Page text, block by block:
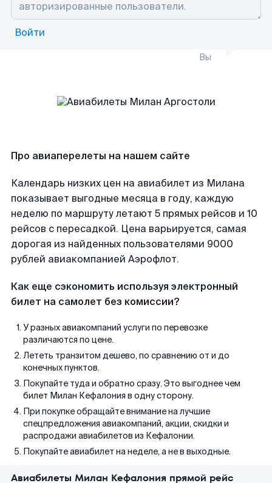
Войти
Вы
Про авиаперелеты на нашем сайте
Календарь низких цен на авиабилет из Милана
показывает выгодные месяца в году, каждую
неделю по маршруту летают 5 прямых рейсов и 10
рейсов с пересадкой. Цена варьируется, самая
дорогая из найденных пользователями 9000
рублей авиакомпанией Аэрофлот.
Как еще сэкономить используя электронный
билет на самолет без комиссии?
У разных авиакомпаний услуги по перевозке
различаются по цене.
Лететь транзитом дешево, по сравнению от и до
конечных пунктов.
Покупайте туда и обратно сразу. Это выгоднее чем
билет Милан Кефалония в одну сторону.
При покупке обращайте внимание на лучшие
спецпредложения авиакомпаний, акции, скидки и
распродажи авиабилетов из Кефалонии.
Покупайте авиабилет на неделе, а не в выходные.
Авиабилеты Милан Кефалония прямой рейс